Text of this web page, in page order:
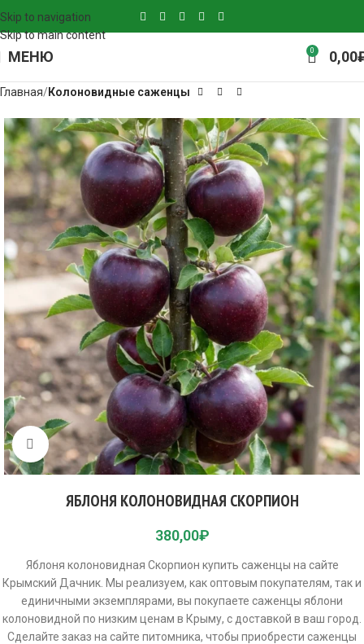
Skip to navigation
Skip to main content
МЕНЮ 0 0,00
Главная Колоновидные саженцы
Click to enlarge
ЯБЛОНЯ КОЛОНОВИДНАЯ СКОРПИОН
380,00₽
Яблоня колоновидная Скорпион купить саженцы на сайте
Крымский Дачник. Мы реализуем, как оптовым покупателям, так и
единичными экземплярами, вы покупаете саженцы яблони
колоновидной по низким ценам в Крыму, с доставкой в ваш город.
Сделайте заказ на сайте питомника, чтобы приобрести саженцы